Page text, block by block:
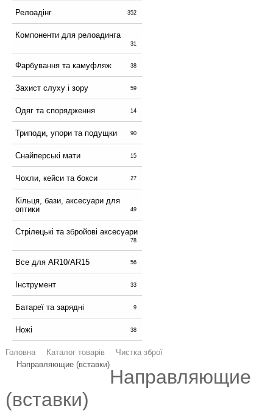
Релоадінг 352
Компоненти для релоадинга
31
Фарбування та камуфляж 38
Захист слуху і зору 59
Одяг та спорядження 14
Триподи, упори та подущки 90
Снайперські мати 15
Чохли, кейси та бокси 27
Кільця, бази, аксесуари для
оптики
49
Стрілецькі та збройові аксесуари
78
Все для AR10/AR15 56
Інструмент 33
Батареї та зарядні 9
Ножі 38
Головна Каталог товарів
Чистка зброї
Направляющие (вставки)
Направляющие
(вставки)